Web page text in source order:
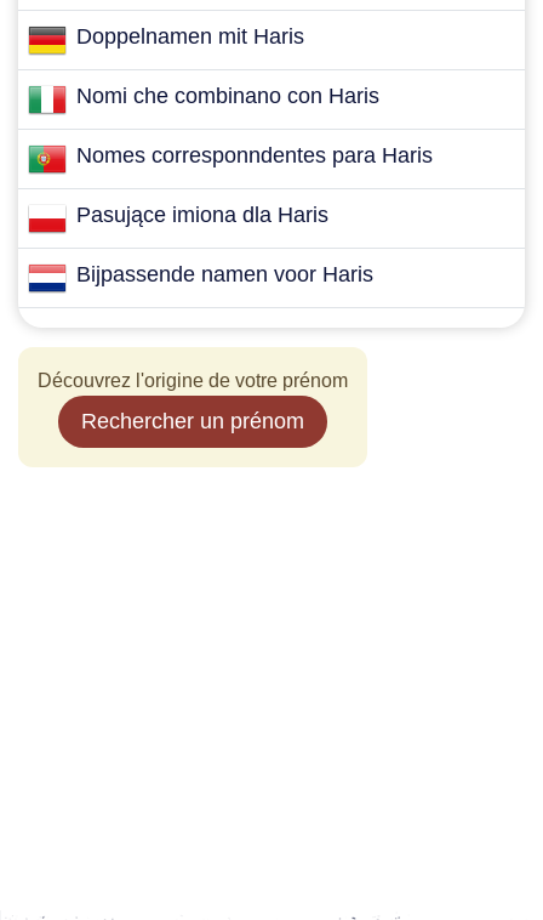
Doppelnamen mit Haris
Nomi che combinano con Haris
Nomes corresponndentes para Haris
Pasujące imiona dla Haris
Bijpassende namen voor Haris
Découvrez l'origine de votre prénom
Rechercher un prénom